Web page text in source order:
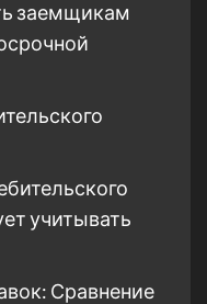
заемщикам
учитывать
Сравнение